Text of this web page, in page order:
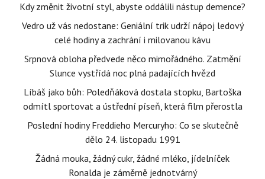
Kdy změnit životní styl, abyste oddálili nástup demence?
Vedro už vás nedostane: Geniální trik udrží nápoj ledový
celé hodiny a zachrání i milovanou kávu
Srpnová obloha předvede něco mimořádného. Zatmění
Slunce vystřídá noc plná padajících hvězd
Líbáš jako bůh: Poledňáková dostala stopku, Bartoška
odmítl sportovat a ústřední píseň, která film přerostla
Poslední hodiny Freddieho Mercuryho: Co se skutečně
dělo 24. listopadu 1991
Žádná mouka, žádný cukr, žádné mléko, jídelníček
Ronalda je záměrně jednotvárný